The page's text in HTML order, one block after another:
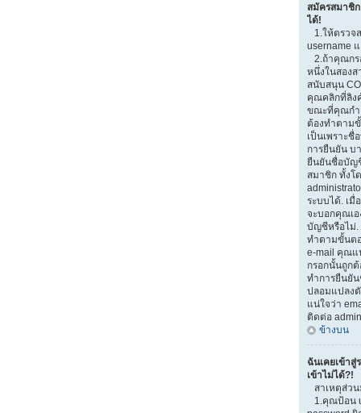
สมัครสมาชิ
ได้!
1.ให้ตรวจ
username
2.ถ้าคุณกร
หนึ่งในสองส
สนับสนุน
คุณคลิกที่ลิง
ขณะที่คุณกำ
ต้องทำตาม
เป็นเพราะ
การยืนยัน บ
ยืนยันชื่อบัญ
สมาชิก ทั้งโ
ระบบได้. เ
จะบอกคุณเ
บัญชีหรือไม่.
ทำตามขั้นต
e-mail คุณแ
กรอกนั้นถูกต้
ทำการยืนยั
ปลอมแปลง
แน่ใจว่า
ติดต่อ
ข้างบน
ฉันเคยเข้า
เข้าไม่ได้?!
สาเหตุส่ว
1.คุณป้อน